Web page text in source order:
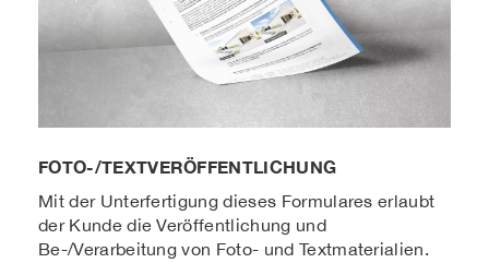
FOTO-/TEXTVERÖFFENTLICHUNG
Mit der Unterfertigung dieses Formulares erlaubt
der Kunde die Veröffentlichung und
Be-/Verarbeitung von Foto- und Textmaterialien.